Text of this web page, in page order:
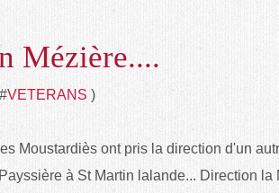
Mézière....
VETERANS )
Moustardiès ont pris la direction d'un
à St Martin lalande... Direction